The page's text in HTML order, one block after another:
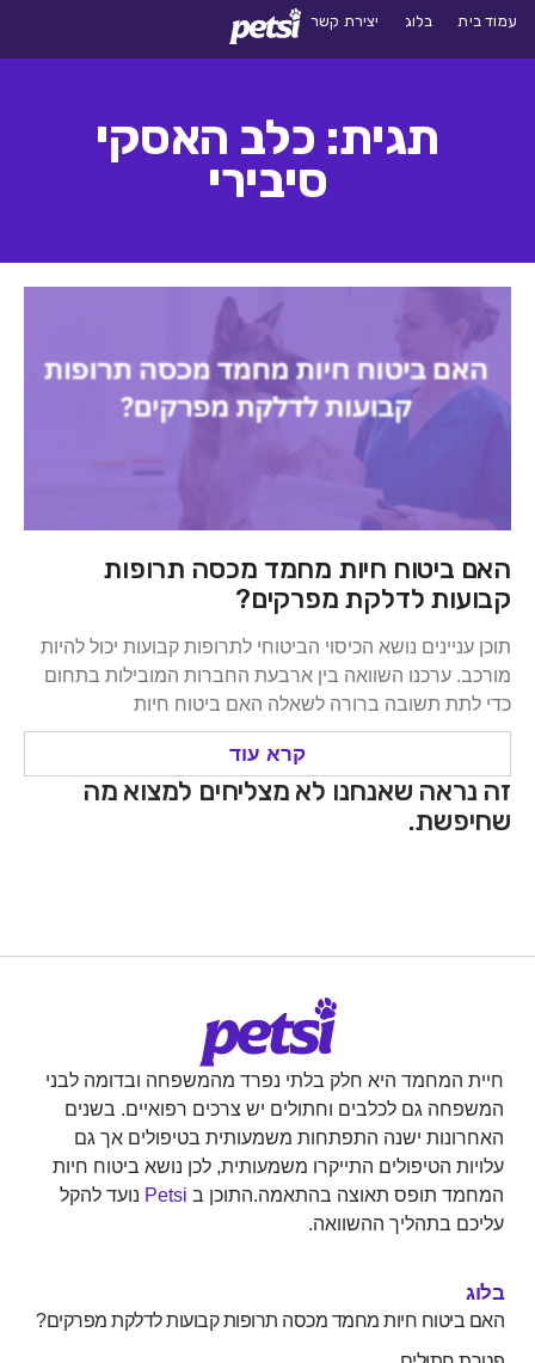
עמוד בית בלוג יצירת קשר
תגית: כלב האסקי
סיבירי
האם ביטוח חיות מחמד מכסה תרופות
קבועות לדלקת מפרקים?
תוכן עניינים נושא הכיסוי הביטוחי לתרופות קבועות יכול להיות
מורכב. ערכנו השוואה בין ארבעת החברות המובילות בתחום
כדי לתת תשובה ברורה לשאלה האם ביטוח חיות
קרא עוד
זה נראה שאנחנו לא מצליחים למצוא מה
שחיפשת.
חיית המחמד היא חלק בלתי נפרד מהמשפחה ובדומה לבני
המשפחה גם לכלבים וחתולים יש צרכים רפואיים. בשנים
האחרונות ישנה התפתחות משמעותית בטיפולים אך גם
עלויות הטיפולים התייקרו משמעותית, לכן נושא ביטוח חיות
המחמד תופס תאוצה בהתאמה.התוכן ב Petsi נועד להקל
עליכם בתהליך ההשוואה.
בלוג
האם ביטוח חיות מחמד מכסה תרופות קבועות לדלקת מפרקים?